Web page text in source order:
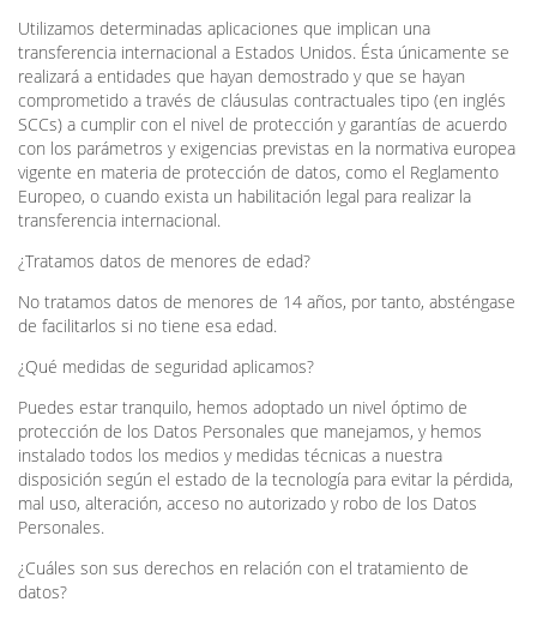
Utilizamos determinadas aplicaciones que implican una
transferencia internacional a Estados Unidos. Ésta únicamente se
realizará a entidades que hayan demostrado y que se hayan
comprometido a través de cláusulas contractuales tipo (en inglés
SCCs) a cumplir con el nivel de protección y garantías de acuerdo
con los parámetros y exigencias previstas en la normativa europea
vigente en materia de protección de datos, como el Reglamento
Europeo, o cuando exista un habilitación legal para realizar la
transferencia internacional.
¿Tratamos datos de menores de edad?
No tratamos datos de menores de 14 años, por tanto, absténgase
de facilitarlos si no tiene esa edad.
¿Qué medidas de seguridad aplicamos?
Puedes estar tranquilo, hemos adoptado un nivel óptimo de
protección de los Datos Personales que manejamos, y hemos
instalado todos los medios y medidas técnicas a nuestra
disposición según el estado de la tecnología para evitar la pérdida,
mal uso, alteración, acceso no autorizado y robo de los Datos
Personales.
¿Cuáles son sus derechos en relación con el tratamiento de
datos?